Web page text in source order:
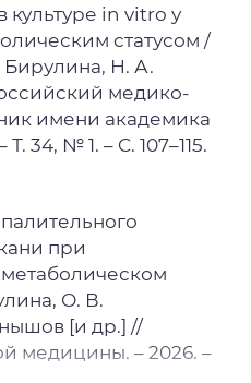
in vitro у
статусом /
Н. А.
медико-
имени академика
34, № 1. – C. 107–115.
при
О. В.
[и др.] //
медицины. – 2026. –